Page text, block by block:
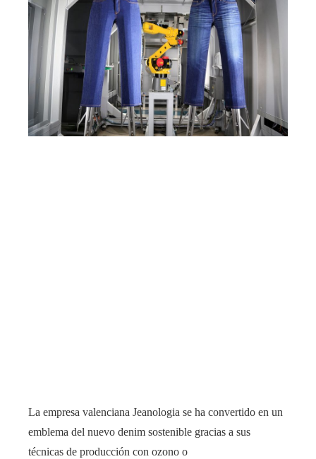
La empresa valenciana Jeanologia se ha convertido en un
emblema del nuevo denim sostenible gracias a sus
técnicas de producción con ozono o